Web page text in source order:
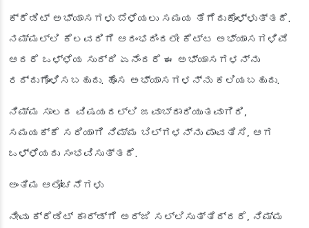
ಕ್ರೆಡಿಟ್ ಅಭ್ಯಾಸಗಳು ಬೆಳೆಯಲು ಸಮಯ ತೆಗೆದುಕೊಳ್ಳುತ್ತದೆ.
ನಮ್ಮಲ್ಲಿ ಕೆಲವರಿಗೆ ಆರಂಭದಿಂದಲೇ ಕೆಟ್ಟ ಅಭ್ಯಾಸಗಳಿವೆ
ಆದರೆ ಒಳ್ಳೆಯ ಸುದ್ದಿ ಏನೆಂದರೆ ಈ ಅಭ್ಯಾಸಗಳನ್ನು
ರದ್ದುಗೊಳಿಸಬಹುದು. ಹೊಸ ಅಭ್ಯಾಸಗಳನ್ನು ಕಲಿಯಬಹುದು.
ನಿಮ್ಮ ಸಾಲದ ವಿಷಯದಲ್ಲಿ ಜವಾಬ್ದಾರಿಯುತವಾಗಿರಿ,
ಸಮಯಕ್ಕೆ ಸರಿಯಾಗಿ ನಿಮ್ಮ ಬಿಲ್‌ಗಳನ್ನು ಪಾವತಿಸಿ, ಆಗ
ಒಳ್ಳೆಯದು ಸಂಭವಿಸುತ್ತದೆ.
ಅಂತಿಮ ಆಲೋಚನೆಗಳು
ನೀವು ಕ್ರೆಡಿಟ್ ಕಾರ್ಡ್‌ಗೆ ಅರ್ಜಿ ಸಲ್ಲಿಸುತ್ತಿದ್ದರೆ, ನಿಮ್ಮ